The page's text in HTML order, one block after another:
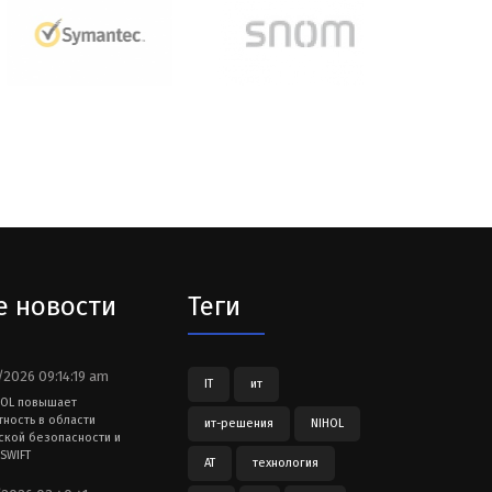
новости
09:14:19 am
повышает
в области
безопасности и
Теги
IT ит
ит-решения NIHOL
АТ технология